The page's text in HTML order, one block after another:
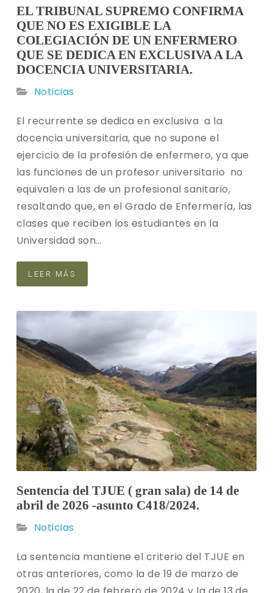
EL TRIBUNAL SUPREMO CONFIRMA
QUE NO ES EXIGIBLE LA
COLEGIACIÓN DE UN ENFERMERO
QUE SE DEDICA EN EXCLUSIVA A LA
DOCENCIA UNIVERSITARIA.
Noticias
El recurrente se dedica en exclusiva a la
docencia universitaria, que no supone el
ejercicio de la profesión de enfermero, ya que
las funciones de un profesor universitario no
equivalen a las de un profesional sanitario,
resaltando que, en el Grado de Enfermería, las
clases que reciben los estudiantes en la
Universidad son…
LEER MÁS
Sentencia del TJUE ( gran sala) de 14 de
abril de 2026 -asunto C418/2024.
Noticias
La sentencia mantiene el criterio del TJUE en
otras anteriores, como la de 19 de marzo de